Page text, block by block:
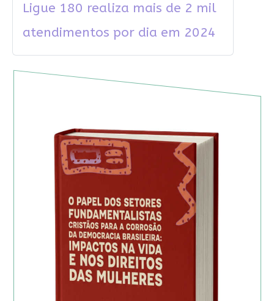
Ligue 180 realiza mais de 2 mil
atendimentos por dia em 2024